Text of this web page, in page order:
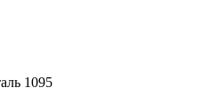
1095